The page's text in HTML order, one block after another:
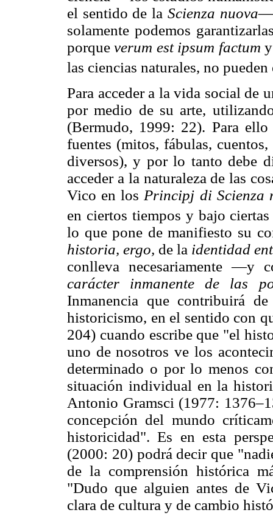
el sentido de la Scienza nuova—
solamente podemos
porqueverum est ipsum factum
las ciencias naturales, no
Para acceder a la vida social de
por medio de su arte,
(Bermudo, 1999: 22). Para ello
fuentes (mitos, fábulas,
diversos), y por lo tanto debe
acceder a la naturaleza de las
Vico en los Principj di Scienza
en ciertos tiempos y bajo
lo que pone de manifiesto su
historia, ergo, de la identidad
conlleva necesariamente —y
carácter inmanente de las
Inmanencia que contribuirá
historicismo, en el sentido con
204) cuando escribe que "el
uno de nosotros ve los
determinado o por lo menos
situación individual en la
Antonio Gramsci (1977:
concepción del mundo
historicidad". Es en esta
(2000: 20) podrá decir que
de la comprensión histórica
"Dudo que alguien antes de
clara de cultura y de cambio